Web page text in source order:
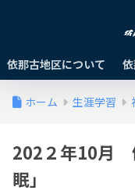
依那古地区について
ホーム 生涯学習
202２年10月
眠」